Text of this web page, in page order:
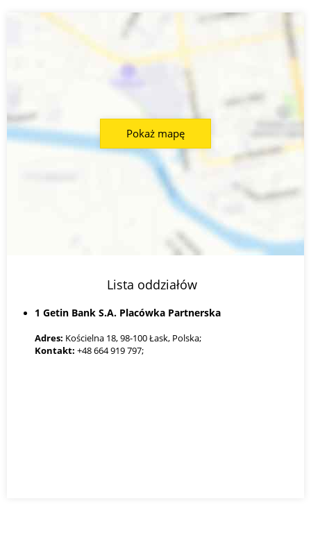
Lista oddziałów
1 Getin Bank S.A. Placówka Partnerska
Adres: Kościelna 18, 98-100 Łask, Polska;
Kontakt: +48 664 919 797;
Pokaż mapę